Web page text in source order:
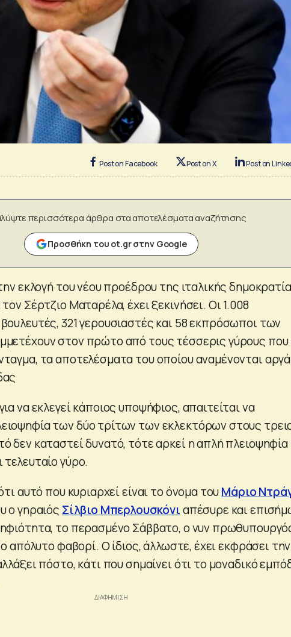
Post on Facebook Post on X Post on
περισσότερα άρθρα στα αποτελέσματα αναζήτησης
Προσθήκη του ot.gr στην Google
εκλογή του νέου προέδρου της ιταλικής
Σέρτζιο Ματαρέλα, έχει ξεκινήσει. Οι 1.008
321 γερουσιαστές και 58 εκπρόσωποι των
στον πρώτο από τους τέσσερις γύρους που
τα αποτελέσματα του οποίου αναμένονται
να εκλεγεί κάποιος υποψήφιος, απαιτείται να
των δύο τρίτων των εκλεκτόρων στους
δεν καταστεί δυνατό, τότε αρκεί η απλή πλειοψηφία
γύρο.
αυτό που κυριαρχεί είναι το όνομα τουΜάριο
ο γηραιός Σίλβιο Μπερλουσκόνιαπέσυρε και
το περασμένο Σάββατο, ο νυν
απόλυτο φαβορί. Ο ίδιος, άλλωστε, έχει εκφράσει την
πόστο, κάτι που σημαίνει ότι το μοναδικό